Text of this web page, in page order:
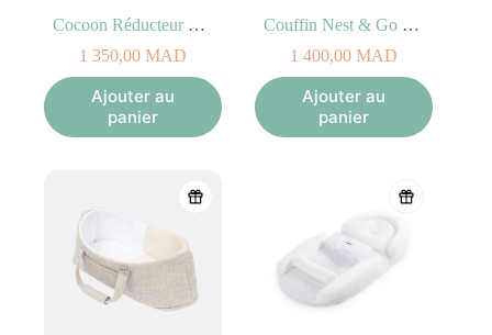
Cocoon Réducteur de Lit Mushrooms
1 350,00 MAD
Ajouter au
panier
Couffin Nest & Go Gris
1 400,00 MAD
Ajouter au
panier